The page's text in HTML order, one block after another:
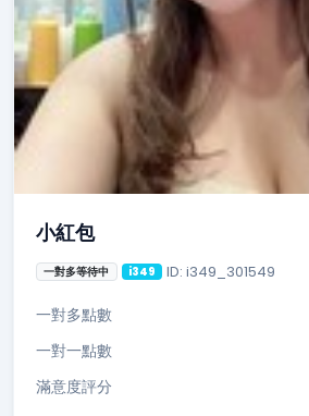
小紅包
一對多等待中 i349 ID: i349_301549
一對多點數
一對一點數
滿意度評分